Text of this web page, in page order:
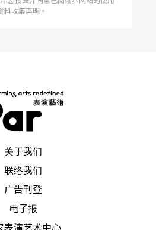
流巨星」会有什么样的功能
激整体剧场环境的脉动，则
的深度期许。当然，这完全
水准」的艺术节标准答案，
不在乎「一般性」的水准
料收集声明。
关于我们
联络我们
广告刊登
电子报
表演艺术中心